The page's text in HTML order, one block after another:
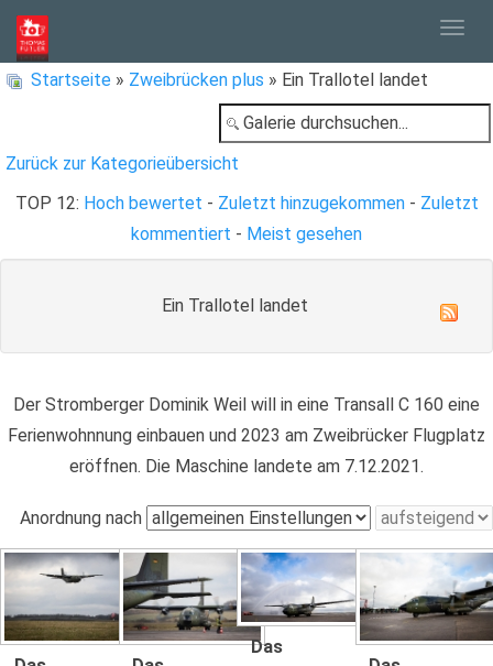
Startseite » Zweibrücken plus » Ein Trallotel landet
Zurück zur Kategorieübersicht
TOP 12: Hoch bewertet - Zuletzt hinzugekommen- Zuletzt
kommentiert - Meist gesehen
Ein Trallotel landet
Der Stromberger Dominik Weil will in eine Transall C 160 eine
Ferienwohnnung einbauen und 2023 am Zweibrücker Flugplatz
eröffnen. Die Maschine landete am 7.12.2021.
Anordnung nach
Das